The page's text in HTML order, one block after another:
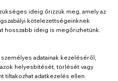
ideig őrizzük meg, amely az
kötelezettségeinknek
hosszabb ideig is megőrizhetünk.
adatainak kezeléséről,
helyesbítését, törlését vagy
tiltakozhat adatkezelés ellen.